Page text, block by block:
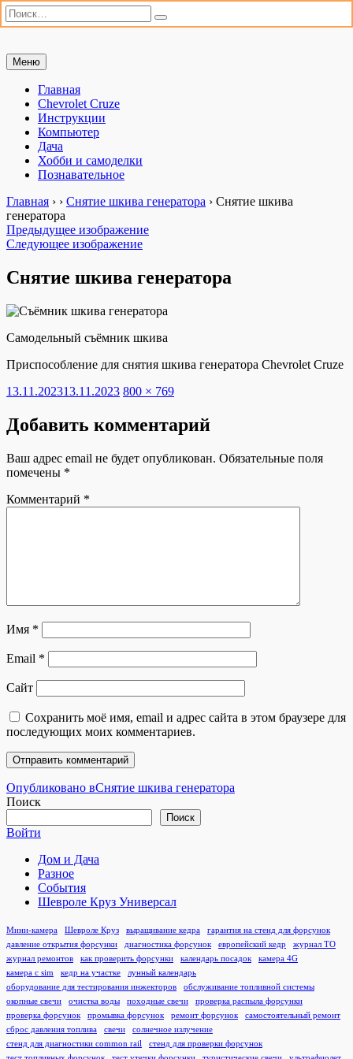
Искать:
Поиск
Перейти
к
содержимому
Мастерим сами
«Мастерим сами» — сайт для практиков. Ремонт автомобиля,
настройка компьютера, дачные хлопоты и полезные хобби. Всё,
что можно сделать своими руками.
Меню
Главная
Chevrolet Cruze
Инструкции
Компьютер
Дача
Хобби и самоделки
Познавательное
Главная › › Снятие шкива генератора › Снятие шкива
генератора
Предыдущее изображение
Следующее изображение
Снятие шкива генератора
Самодельный съёмник шкива
Приспособление для снятия шкива генератора Chevrolet Cruze
Опубликовано
13.11.202313.11.2023 Полный
800 × 769
Добавить комментарий
Ваш адрес email не будет опубликован. Обязательные поля
помечены *
Комментарий *
Имя *
Email *
Сайт
Сохранить моё имя, email и адрес сайта в этом браузере для
последующих моих комментариев.
Навигация
по
записям
Опубликовано вСнятие шкива генератора
Поиск
Поиск
Войти
Дом и Дача
Разное
События
Шевроле Круз Универсал
Мини-камера Шевроле Круз выращивание кедра
гарантия на стенд для форсунок
давление открытия форсунки
диагностика форсунок европейский кедр
журнал ТО
журнал ремонтов
как проверить форсунки календарь посадок
камера 4G
камера с sim
кедр на участке
лунный календарь
оборудование для тестирования инжекторов
обслуживание топливной системы
окопные свечи
очистка воды походные свечи
проверка распыла форсунки
проверка форсунок
промывка форсунок ремонт форсунок
самостоятельный ремонт
сброс давления топлива
свечи
солнечное излучение
стенд для диагностики common rail
стенд для проверки форсунок